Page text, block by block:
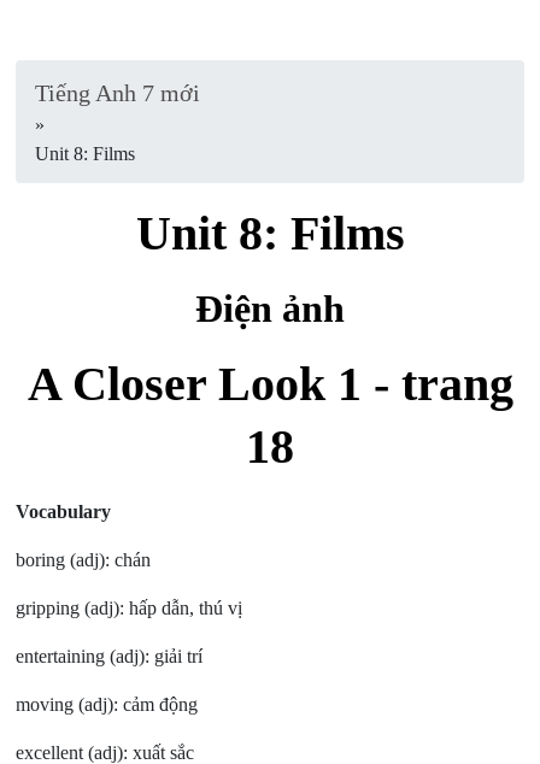
Tiếng Anh 7 mới
»
Unit 8: Films
Unit 8: Films
Điện ảnh
A Closer Look 1 - trang
18
Vocabulary
boring (adj): chán
gripping (adj): hấp dẫn, thú vị
entertaining (adj): giải trí
moving (adj): cảm động
excellent (adj): xuất sắc